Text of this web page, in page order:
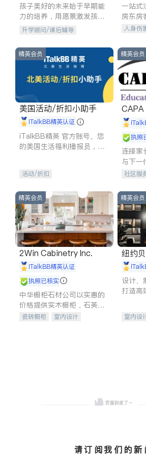
孩子美好的未来始于早期能
力的培养，用愿景激发孩子
的学习潜力和动力。理念：
拥有成长型心态是成功的基
石。
升学顾问/课后辅导
一站式
房东房
伤害
建筑合
人身伤
信托/
索赔
精英会员
美国活动/折扣小助手
iTalkBB精英认证
iTalkBB精英 官方账号。您
的美国生活福利播报员，精
专属福利。
活动/折扣
精英会员
CAPA
长会
执照
连接家
与下一
携手建
社区服
精英会员
2Win Cabinetry Inc.
iTalkBB精英认证
执照已核实
中华橱柜石材公司以实惠的
价格提供实木橱柜，石英石
台面，多种优质不锈钢水
瓷砖橱柜
室内设计
精英会员
纽约贝
A
设计、
打造高
室内设
请订阅我们的新